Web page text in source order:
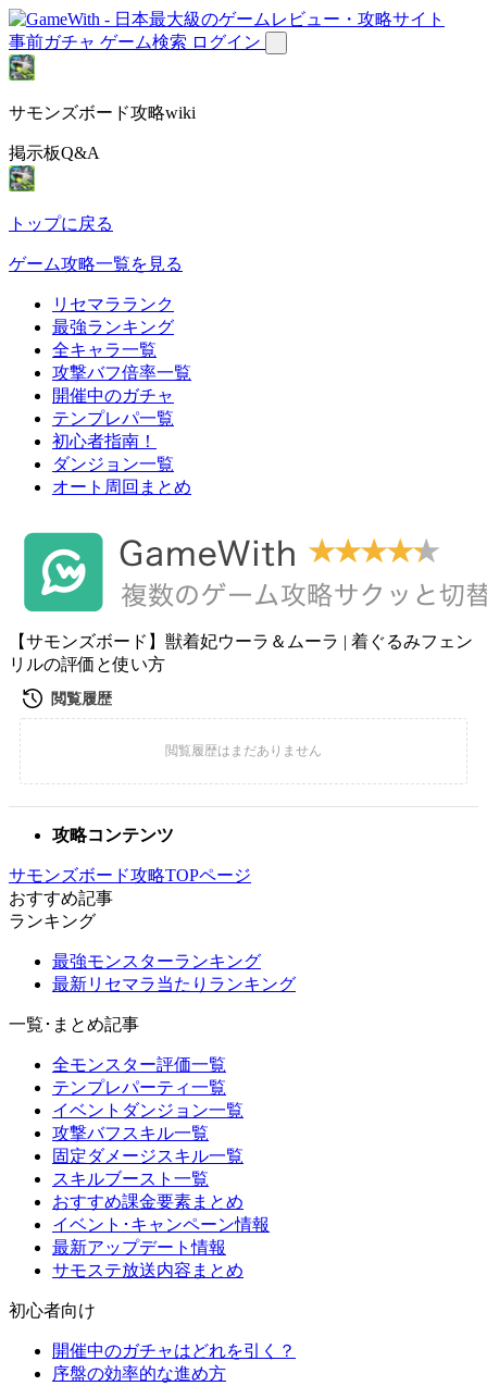
事前ガチャ ゲーム検索 ログイン
サモンズボード攻略wiki
掲示板Q&A
トップに戻る
ゲーム攻略一覧を見る
リセマラランク
最強ランキング
全キャラ一覧
攻撃バフ倍率一覧
開催中のガチャ
テンプレパ一覧
初心者指南！
ダンジョン一覧
オート周回まとめ
【サモンズボード】獣着妃ウーラ＆ムーラ | 着ぐるみフェン
リルの評価と使い方
攻略コンテンツ
サモンズボード攻略TOPページ
おすすめ記事
ランキング
最強モンスターランキング
最新リセマラ当たりランキング
一覧･まとめ記事
全モンスター評価一覧
テンプレパーティ一覧
イベントダンジョン一覧
攻撃バフスキル一覧
固定ダメージスキル一覧
スキルブースト一覧
おすすめ課金要素まとめ
イベント･キャンペーン情報
最新アップデート情報
サモステ放送内容まとめ
初心者向け
開催中のガチャはどれを引く？
序盤の効率的な進め方